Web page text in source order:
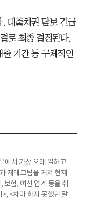
대출채권 담보 긴급
로 최종 결정된다.
기간 등 구체적인
에서 가장 오래 일하고
재테크팀을 거쳐 현재
험, 여신 업계 등을 취
<차마 하지 못했던 말